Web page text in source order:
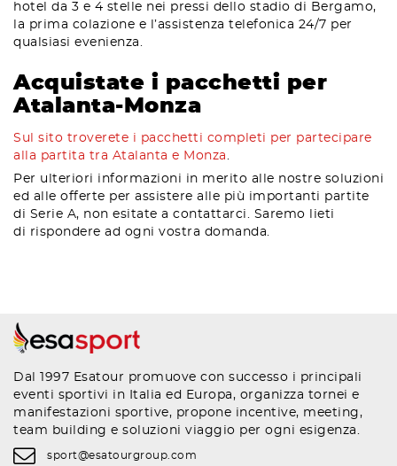
hotel da 3 e 4 stelle nei pressi dello stadio di Bergamo,
la prima colazione e l’assistenza telefonica 24/7 per
qualsiasi evenienza.
Acquistate i pacchetti per
Atalanta-Monza
Sul sito troverete i pacchetti completi per partecipare
alla partita tra Atalanta e Monza.
Per ulteriori informazioni in merito alle nostre soluzioni
ed alle offerte per assistere alle più importanti partite
di Serie A, non esitate a contattarci. Saremo lieti
di rispondere ad ogni vostra domanda.
Dal 1997 Esatour promuove con successo i principali
eventi sportivi in Italia ed Europa, organizza tornei e
manifestazioni sportive, propone incentive, meeting,
team building e soluzioni viaggio per ogni esigenza.
sport@esatourgroup.com